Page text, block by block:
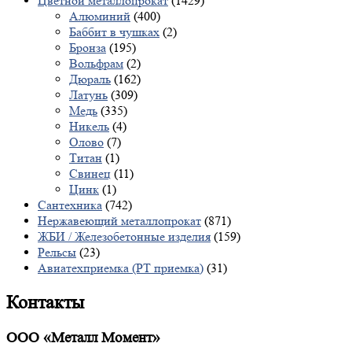
Алюминий (400)
Баббит в чушках (2)
Бронза (195)
Вольфрам (2)
Дюраль (162)
Латунь (309)
Медь (335)
Никель (4)
Олово (7)
Титан (1)
Свинец (11)
Цинк (1)
Сантехника (742)
Нержавеющий металлопрокат (871)
ЖБИ / Железобетонные изделия (159)
Рельсы (23)
Авиатехприемка (РТ приемка) (31)
Контакты
ООО «Металл Момент»